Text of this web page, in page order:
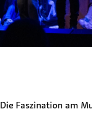
Die Faszination am